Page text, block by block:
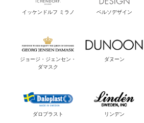
イッケンドルフ ミラノ ベルソデザイン
ジョージ・ジェンセン・
ダマスク
ダヌーン
ダロプラスト リンデン